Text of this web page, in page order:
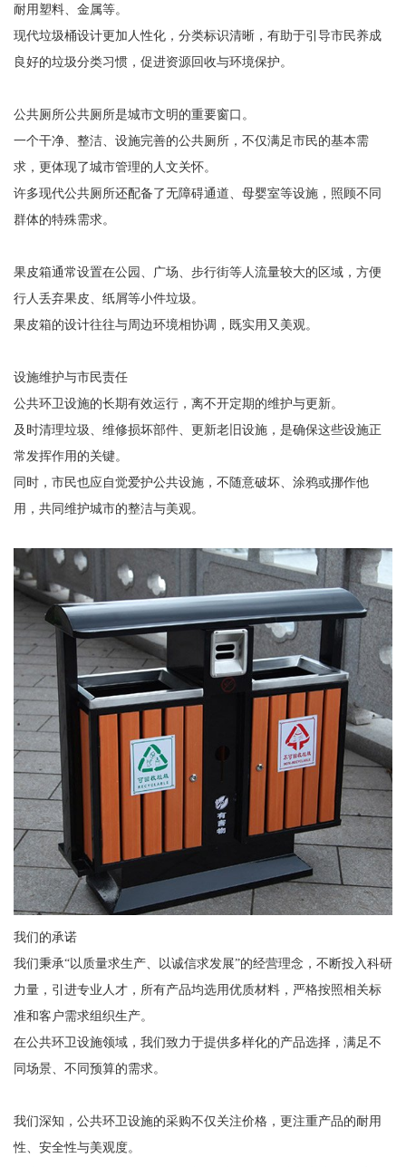
耐用塑料、金属等。
现代垃圾桶设计更加人性化，分类标识清晰，有助于引导市民养成
良好的垃圾分类习惯，促进资源回收与环境保护。
公共厕所公共厕所是城市文明的重要窗口。
一个干净、整洁、设施完善的公共厕所，不仅满足市民的基本需
求，更体现了城市管理的人文关怀。
许多现代公共厕所还配备了无障碍通道、母婴室等设施，照顾不同
群体的特殊需求。
果皮箱通常设置在公园、广场、步行街等人流量较大的区域，方便
行人丢弃果皮、纸屑等小件垃圾。
果皮箱的设计往往与周边环境相协调，既实用又美观。
设施维护与市民责任
公共环卫设施的长期有效运行，离不开定期的维护与更新。
及时清理垃圾、维修损坏部件、更新老旧设施，是确保这些设施正
常发挥作用的关键。
同时，市民也应自觉爱护公共设施，不随意破坏、涂鸦或挪作他
用，共同维护城市的整洁与美观。
我们的承诺
我们秉承“以质量求生产、以诚信求发展”的经营理念，不断投入科研
力量，引进专业人才，所有产品均选用优质材料，严格按照相关标
准和客户需求组织生产。
在公共环卫设施领域，我们致力于提供多样化的产品选择，满足不
同场景、不同预算的需求。
我们深知，公共环卫设施的采购不仅关注价格，更注重产品的耐用
性、安全性与美观度。